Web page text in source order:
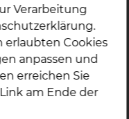
Verarbeitung
erlaubten Cookies
anpassen und
erreichen Sie
am Ende der